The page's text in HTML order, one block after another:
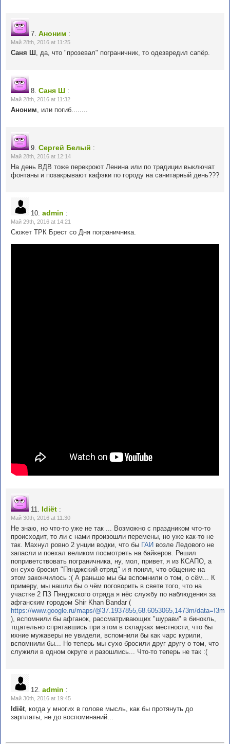
7. Аноним :
Май 28th, 2016 at 11:25
Саня Ш , да, что "прозевал" пограничник, то одезвредил сапёр.
8. Саня Ш :
Май 28th, 2016 at 11:32
Аноним, или погиб........
9. Сергей Белый :
Май 28th, 2016 at 12:14
На день ВДВ тоже перекроют Ленина или по традиции выключат
фонтаны и позакрывают кафэки по городу на санитарный день???
10. admin :
Май 29th, 2016 at 14:21
Сюжет ТРК Брест со Дня пограничника.
11. Idiёt :
Май 30th, 2016 at 11:30
Не знаю, но что-то уже не так ... Возможно с праздником что-то
происходит, то ли с нами произошли перемены, но уже как-то не
так. Махнул ровно 2 унции водки, что бы ГАИ возле Ледового не
запасли и поехал великом посмотреть на байкеров. Решил
поприветствовать пограничника, ну, мол, привет, я из КСАПО, а
он сухо бросил "Пянджский отряд" и я понял, что общение на
этом закончилось :( А раньше мы бы вспомнили о том, о сём... К
примеру, мы нашли бы о чём поговорить в свете того, что на
участке 2 ПЗ Пянджского отряда я нёс службу по наблюдения за
афганским городом Shir Khan Bandar (
https://www.google.ru/maps/@37.1937855,68.6053065,1473m/
), вспомнили бы афганок, рассматривающих "шурави" в бинокль,
тщательно спрятавшись при этом в складках местности, что бы
ихние мужаверы не увидели, вспомнили бы как чарс курили,
вспомнили бы... Но теперь мы сухо бросили друг другу о том, что
служили в одном округе и разошлись... Что-то теперь не так :(
12. admin :
Май 30th, 2016 at 19:45
Idiёt, когда у многих в голове мысль, как бы протянуть до
зарплаты, не до воспоминаний...